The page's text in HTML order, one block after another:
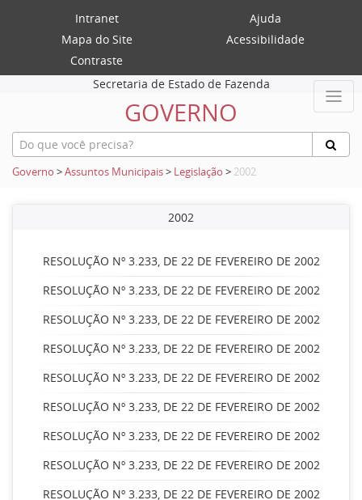
Intranet
Ajuda
Mapa do Site
Acessibilidade
Contraste
Secretaria de Estado de Fazenda
GOVERNO
Governo >Assuntos Municipais> Legislação > 2002
2002
RESOLUÇÃO Nº 3.233, DE 22 DE FEVEREIRO DE 2002
RESOLUÇÃO Nº 3.233, DE 22 DE FEVEREIRO DE 2002
RESOLUÇÃO Nº 3.233, DE 22 DE FEVEREIRO DE 2002
RESOLUÇÃO Nº 3.233, DE 22 DE FEVEREIRO DE 2002
RESOLUÇÃO Nº 3.233, DE 22 DE FEVEREIRO DE 2002
RESOLUÇÃO Nº 3.233, DE 22 DE FEVEREIRO DE 2002
RESOLUÇÃO Nº 3.233, DE 22 DE FEVEREIRO DE 2002
RESOLUÇÃO Nº 3.233, DE 22 DE FEVEREIRO DE 2002
RESOLUÇÃO Nº 3.233, DE 22 DE FEVEREIRO DE 2002